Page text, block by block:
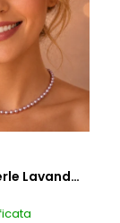
Colier cu Perle Lavanda la Baza Gatului, de 4-5 mm, Perle Rare, Calitate AAA+, Aur 14K | KASKADDA®